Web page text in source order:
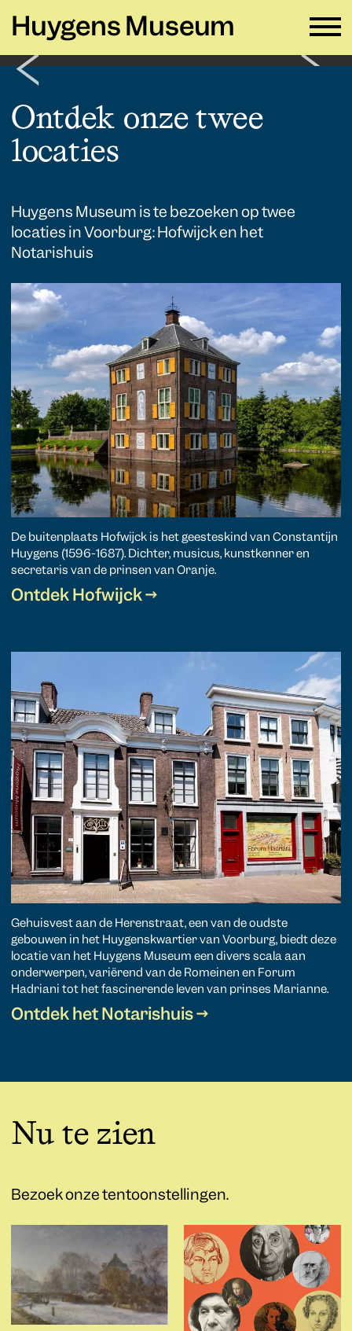
Huygens Museum
Plan je bezoek
Verhuur→
Educatie→
Huygens Museum→
Privacy en cookies →
Colofon →
Ontdek onze twee
locaties
Huygens Museum is te bezoeken op twee
locaties in Voorburg: Hofwijck en het
Notarishuis
De buitenplaats Hofwijck is het geesteskind van Constantijn
Huygens (1596-1687). Dichter, musicus, kunstkenner en
secretaris van de prinsen van Oranje.
Ontdek Hofwijck →
Gehuisvest aan de Herenstraat, een van de oudste
gebouwen in het Huygenskwartier van Voorburg, biedt deze
locatie van het Huygens Museum een divers scala aan
onderwerpen, variërend van de Romeinen en Forum
Hadriani tot het fascinerende leven van prinses Marianne.
Ontdek het Notarishuis →
Nu te zien
Bezoek onze tentoonstellingen.